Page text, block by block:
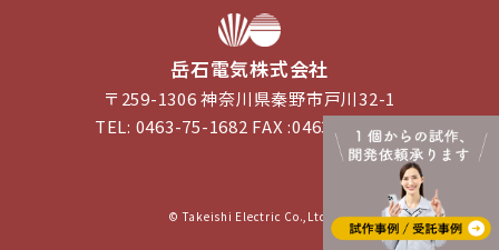
PAGE TOP
岳石電気株式会社
〒259-1306 神奈川県秦野市戸川32-1
TEL: 0463-75-1682 FAX :0463-75-4188
© Takeishi Electric Co.,Ltd.